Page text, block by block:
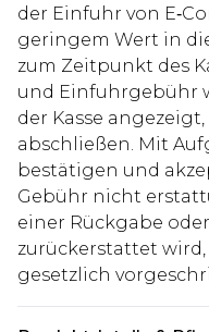
der Einfuhr von
geringem Wert in
zum Zeitpunkt des
und Einfuhrgebühr
der Kasse
abschließen. Mit
bestätigen und
Gebühr nicht
einer Rückgabe
zurückerstattet wird,
gesetzlich